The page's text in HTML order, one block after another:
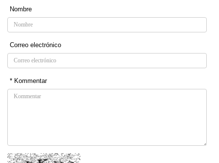
Nombre
Correo electrónico
* Kommentar